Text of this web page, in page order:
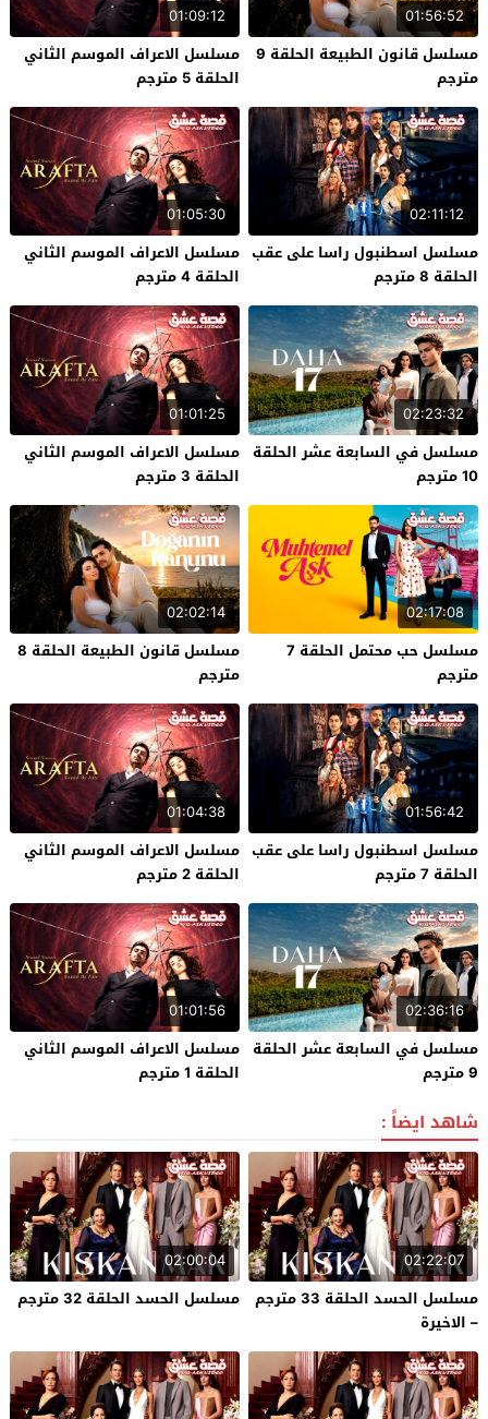
01:56:52
مسلسل قانون الطبيعة الحلقة 9
مترجم
01:09:12
مسلسل الاعراف الموسم الثاني
الحلقة 5 مترجم
02:11:12
مسلسل اسطنبول راسا على عقب
الحلقة 8 مترجم
01:05:30
مسلسل الاعراف الموسم الثاني
الحلقة 4 مترجم
02:23:32
مسلسل في السابعة عشر الحلقة
10 مترجم
01:01:25
مسلسل الاعراف الموسم الثاني
الحلقة 3 مترجم
02:17:08
مسلسل حب محتمل الحلقة 7
مترجم
02:02:14
مسلسل قانون الطبيعة الحلقة 8
مترجم
01:56:42
مسلسل اسطنبول راسا على عقب
الحلقة 7 مترجم
01:04:38
مسلسل الاعراف الموسم الثاني
الحلقة 2 مترجم
02:36:16
مسلسل في السابعة عشر الحلقة
9 مترجم
01:01:56
مسلسل الاعراف الموسم الثاني
الحلقة 1 مترجم
شاهد ايضاً :
02:22:07
مسلسل الحسد الحلقة 33 مترجم
– الاخيرة
02:00:04
مسلسل الحسد الحلقة 32 مترجم